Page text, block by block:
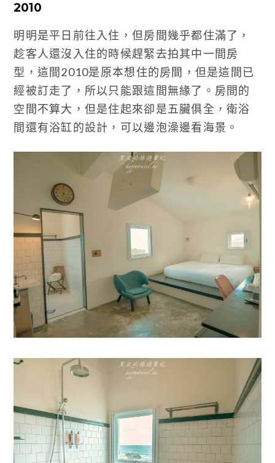
2010
明明是平日前往入住，但房間幾乎都住滿了，
趁客人還沒入住的時候趕緊去拍其中一間房
型，這間2010是原本想住的房間，但是這間已
經被訂走了，所以只能跟這間無緣了。房間的
空間不算大，但是住起來卻是五臟俱全，衛浴
間還有浴缸的設計，可以邊泡澡邊看海景。